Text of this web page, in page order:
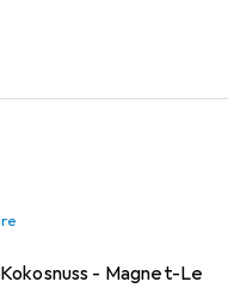
- Magnet-Le